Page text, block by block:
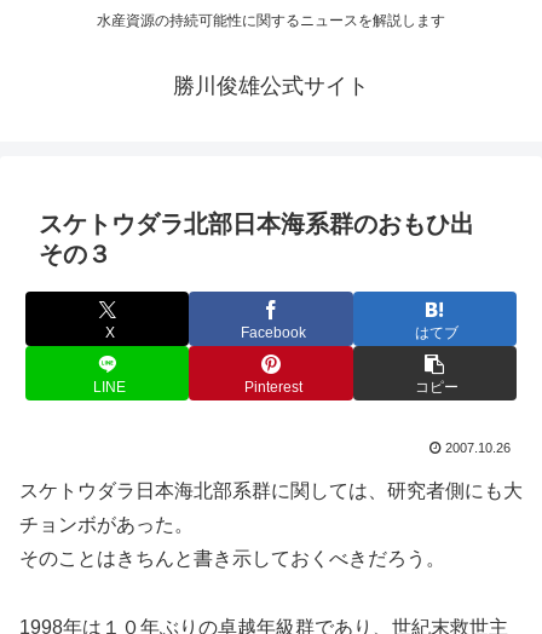
水産資源の持続可能性に関するニュースを解説します
勝川俊雄公式サイト
スケトウダラ北部日本海系群のおもひ出
その３
X Facebook はてブ
LINE Pinterest コピー
2007.10.26
スケトウダラ日本海北部系群に関しては、研究者側にも大
チョンボがあった。
そのことはきちんと書き示しておくべきだろう。
1998年は１０年ぶりの卓越年級群であり、世紀末救世主